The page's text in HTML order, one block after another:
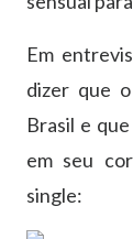
Em
dizer que
Brasil e
em seu
single: